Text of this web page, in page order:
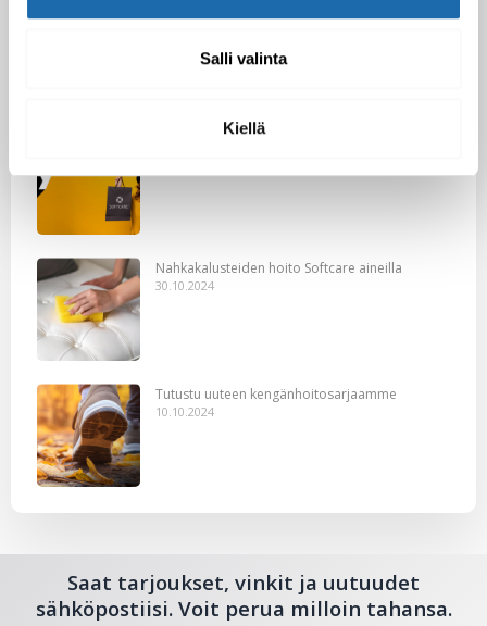
Salli valinta
Kiellä
Softcare Ystävänpäivä ale
Nahkakalusteiden hoito Softcare aineilla
30.10.2024
Tutustu uuteen kengänhoitosarjaamme
10.10.2024
Saat tarjoukset, vinkit ja uutuudet
sähköpostiisi. Voit perua milloin tahansa.